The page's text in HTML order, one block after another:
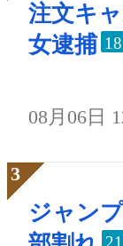
注文キ
女逮捕
08月06日
ジャン